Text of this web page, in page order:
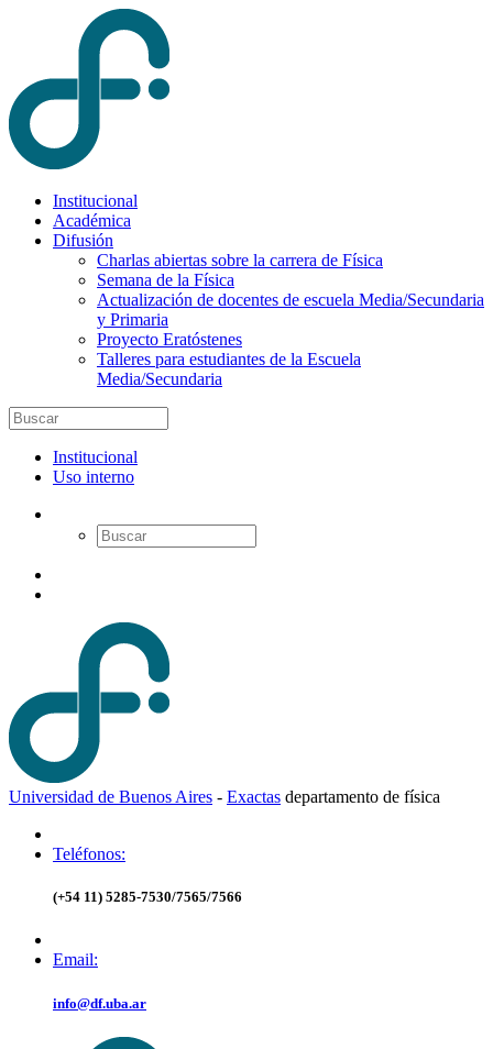
Institucional
Académica
Difusión
Charlas abiertas sobre la carrera de Física
Semana de la Física
Actualización de docentes de escuela Media/Secundaria
y Primaria
Proyecto Eratóstenes
Talleres para estudiantes de la Escuela
Media/Secundaria
Institucional
Uso interno
Universidad de Buenos Aires - Exactas departamento de física
Teléfonos:
(+54 11) 5285-7530/7565/7566
Email:
info@df.uba.ar